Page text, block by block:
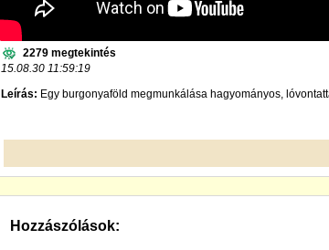
2279 megtekintés
15.08.30 11:59:19
Leírás: Egy burgonyaföld megmunkálása hagyományos,
Hozzászólások: